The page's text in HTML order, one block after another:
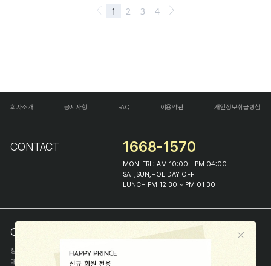
회사소개 공지사항 FAQ 이용약관 개인정보취급방침
CONTACT 1668-1570
MON-FRI : AM 10:00 - PM 04:00
SAT,SUN,HOLIDAY OFF
LUNCH PM 12:30 ~ PM 01:30
COMPANY INFO
상호
(주)해피프린스
대표
이화진